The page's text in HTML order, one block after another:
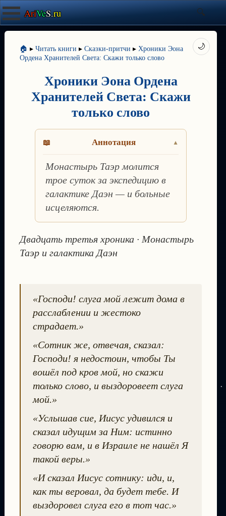
AriVeS.ru
🏠 ▸ Читать книги ▸ Сказки-притчи ▸ Хроники Эона
Ордена Хранителей Света: Скажи только слово
Хроники Эона Ордена
Хранителей Света: Скажи
только слово
Аннотация
Монастырь Таэр молится
трое суток за экспедицию в
галактике Даэн — и больные
исцеляются.
Двадцать третья хроника · Монастырь
Таэр и галактика Даэн
«Господи! слуга мой лежит дома в
расслаблении и жестоко
страдает.»
«Сотник же, отвечая, сказал:
Господи! я недостоин, чтобы Ты
вошёл под кров мой, но скажи
только слово, и выздоровеет слуга
мой.»
«Услышав сие, Иисус удивился и
сказал идущим за Ним: истинно
говорю вам, и в Израиле не нашёл Я
такой веры.»
«И сказал Иисус сотнику: иди, и,
как ты веровал, да будет тебе. И
выздоровел слуга его в тот час.»
🌙